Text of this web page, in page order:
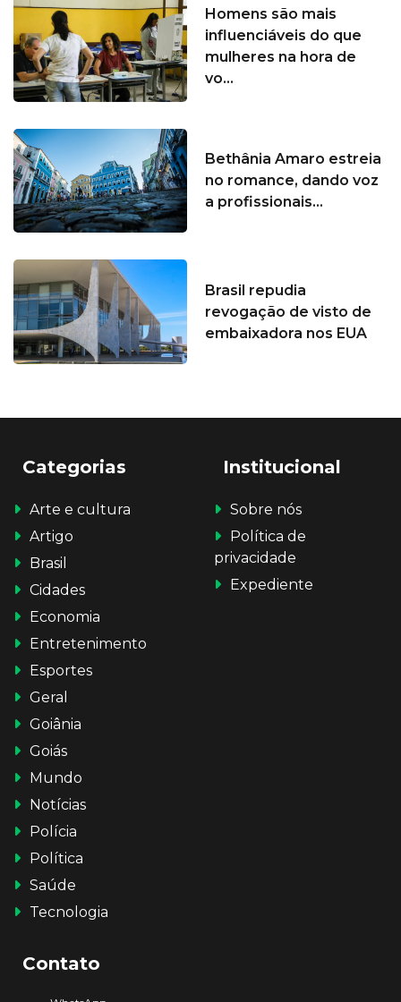
Homens são mais
influenciáveis do que
mulheres na hora de
vo...
Bethânia Amaro estreia
no romance, dando voz
a profissionais...
Brasil repudia
revogação de visto de
embaixadora nos EUA
Categorias
Arte e cultura
Artigo
Brasil
Cidades
Economia
Entretenimento
Esportes
Geral
Goiânia
Goiás
Mundo
Notícias
Polícia
Política
Saúde
Tecnologia
Institucional
Sobre nós
Política de
privacidade
Expediente
Contato